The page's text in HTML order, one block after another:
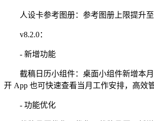
人设卡参考图册：参考图册上限提升至
v8.2.0：
- 新增功能
截稿日历小组件：桌面小组件新增本月
开 App 也可快速查看当月工作安排，高效
- 功能优化